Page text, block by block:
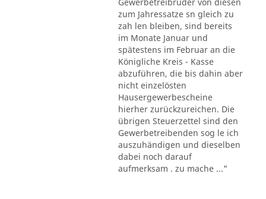
zum Jahressatze sn gleich zu
zah len bleiben, sind bereits
im Monate Januar und
spätestens im Februar an die
Königliche Kreis - Kasse
abzuführen, die bis dahin aber
nicht einzelösten
Hausergewerbescheine
hierher zurückzureichen. Die
übrigen Steuerzettel sind den
Gewerbetreibenden sog le ich
auszuhändigen und dieselben
dabei noch darauf
aufmerksam . zu mache ..."